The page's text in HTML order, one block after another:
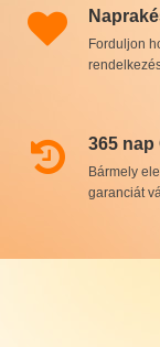
Forduljon
365 nap
Bármely
garanciát